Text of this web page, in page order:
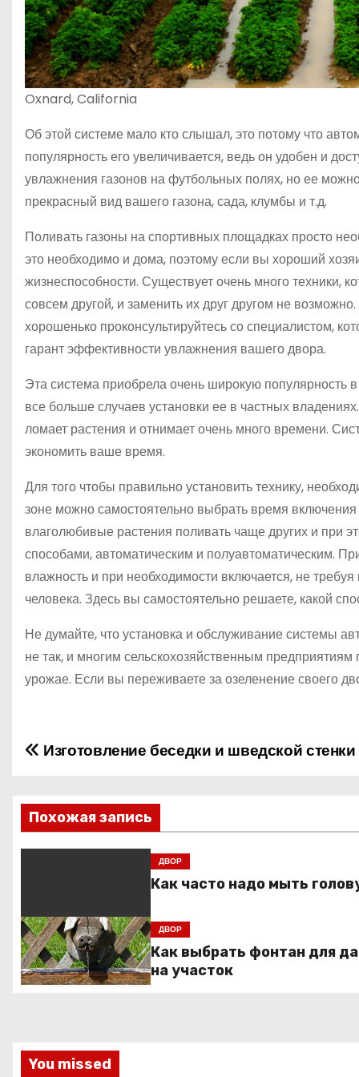
Oxnard, California
Об этой системе мало кто слышал, это потому что
популярность его увеличивается, ведь он удобен и
увлажнения газонов на футбольных полях, но ее
прекрасный вид вашего газона, сада, клумбы и т.д.
Поливать газоны на спортивных площадках просто
это необходимо и дома, поэтому если вы хороший
жизнеспособности. Существует очень много техники,
совсем другой, и заменить их друг другом не
хорошенько проконсультируйтесь со специалистом,
гарант эффективности увлажнения вашего двора.
Эта система приобрела очень широкую популярность
все больше случаев установки ее в частных
ломает растения и отнимает очень много времени.
экономить ваше время.
Для того чтобы правильно установить технику,
зоне можно самостоятельно выбрать время
влаголюбивые растения поливать чаще других и при
способами, автоматическим и полуавтоматическим.
влажность и при необходимости включается, не
человека. Здесь вы самостоятельно решаете, какой
Не думайте, что установка и обслуживание системы
не так, и многим сельскохозяйственным
урожае. Если вы переживаете за озеленение своего
Н
в
и
а
ц
и
п
Изготовление беседки и шведской
Похожая запись
ДВОР
Как часто надо мыть
ДВОР
Как выбрать фонтан для
на участок
You missed